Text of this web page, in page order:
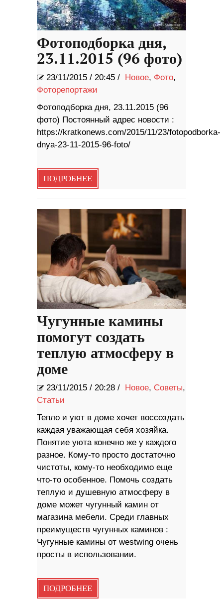
Фотоподборка дня,
23.11.2015 (96 фото)
23/11/2015 / 20:45 / Новое, Фото,
Фоторепортажи
Фотоподборка дня, 23.11.2015 (96
фото) Постоянный адрес новости :
https://kratkonews.com/2015/11/23/fotopodborka-
dnya-23-11-2015-96-foto/
ПОДРОБНЕЕ
Чугунные камины
помогут создать
теплую атмосферу в
доме
23/11/2015 / 20:28 / Новое, Советы,
Статьи
Тепло и уют в доме хочет воссоздать
каждая уважающая себя хозяйка.
Понятие уюта конечно же у каждого
разное. Кому-то просто достаточно
чистоты, кому-то необходимо еще
что-то особенное. Помочь создать
теплую и душевную атмосферу в
доме может чугунный камин от
магазина мебели. Среди главных
преимуществ чугунных каминов :
Чугунные камины от westwing очень
просты в использовании.
ПОДРОБНЕЕ